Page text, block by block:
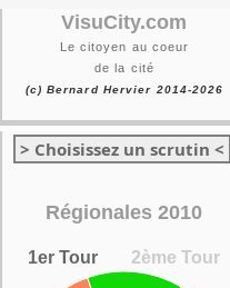
VisuCity.com
Le citoyen au coeur
de la cité
(c) Bernard Hervier 2014-2026
> Choisissez un scrutin <
Régionales 2010
1er Tour 2ème Tour